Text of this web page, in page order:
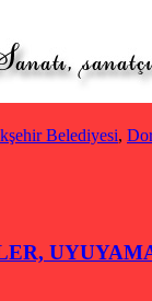
Belediyesi,